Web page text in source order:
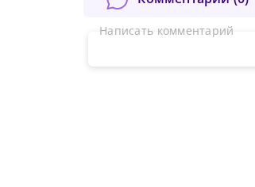
Написать комментарий